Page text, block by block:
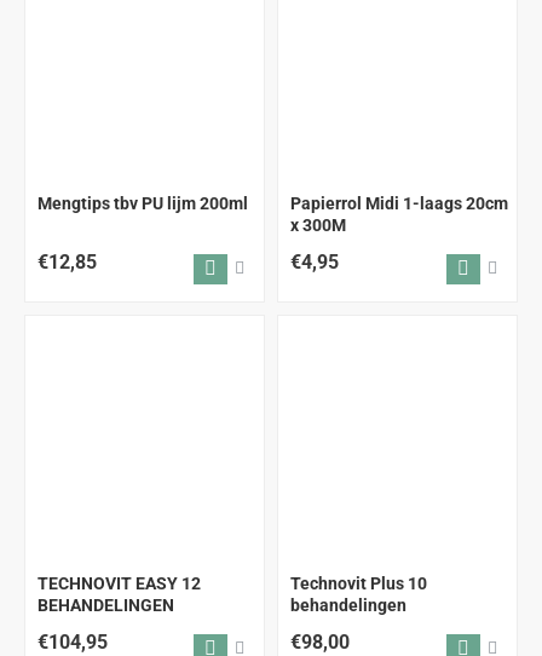
Mengtips tbv PU lijm 200ml
€12,85
Papierrol Midi 1-laags 20cm
x 300M
€4,95
TECHNOVIT EASY 12
BEHANDELINGEN
€104,95
Technovit Plus 10
behandelingen
€98,00